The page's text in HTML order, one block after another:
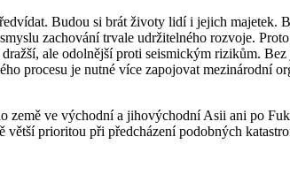
Budou si brát životy lidí i jejich
zachování trvale udržitelného rozvoje.
ale odolnější proti seismickým rizikům. Bez
procesu je nutné více zapojovat mezinárodní
ve východní a jihovýchodní Asii ani po
prioritou při předcházení podobných